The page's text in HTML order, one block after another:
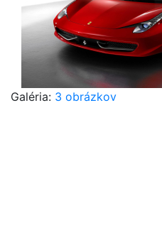
Galéria: 3 obrázkov